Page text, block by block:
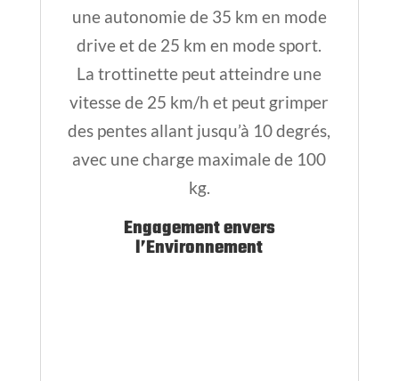
une autonomie de 35 km en mode
drive et de 25 km en mode sport.
La trottinette peut atteindre une
vitesse de 25 km/h et peut grimper
des pentes allant jusqu’à 10 degrés,
avec une charge maximale de 100
kg.
Engagement envers
l’Environnement